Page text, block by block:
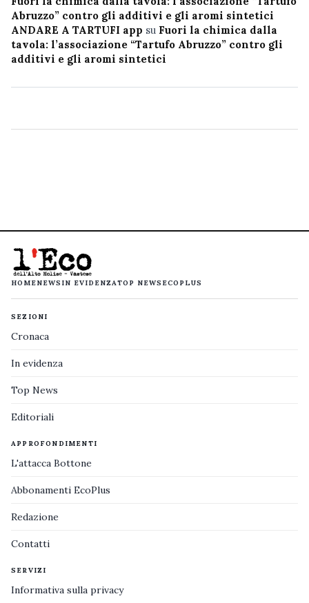
Abruzzo” contro gli additivi e gli aromi sintetici
ANDARE A TARTUFI app su Fuori la chimica dalla
tavola: l’associazione “Tartufo Abruzzo” contro gli
additivi e gli aromi sintetici
HOMENEWS IN EVIDENZATOP NEWS ECOPLUS
SEZIONI
Cronaca
In evidenza
Top News
Editoriali
APPROFONDIMENTI
L'attacca Bottone
Abbonamenti EcoPlus
Redazione
Contatti
SERVIZI
Informativa sulla privacy